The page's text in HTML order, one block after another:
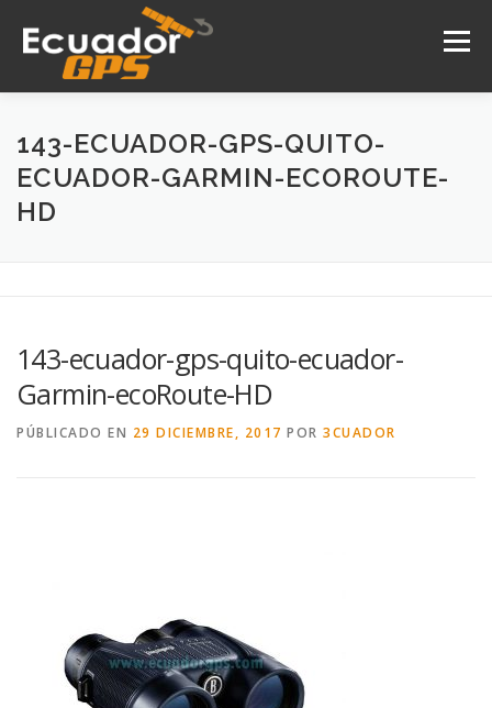
contenido
Menú
INICIO NOSOTROS PRODUCTOS
DRONES
143-ECUADOR-GPS-QUITO-
ECUADOR-GARMIN-ECOROUTE-
HD
143-ecuador-gps-quito-ecuador-
Garmin-ecoRoute-HD
PÚBLICADO EN 29 DICIEMBRE, 2017 POR 3CUADOR